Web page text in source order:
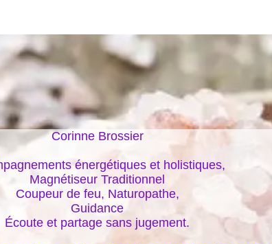
Corinne Brossier
énergétiques et holistiques,
Magnétiseur Traditionnel
Coupeur de feu, Naturopathe,
Guidance
Écoute et partage sans jugement.